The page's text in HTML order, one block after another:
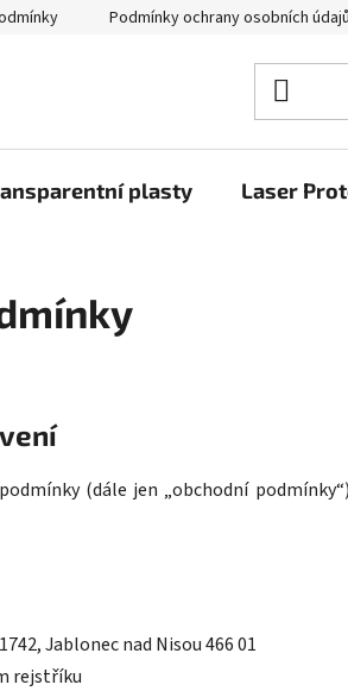
Podmínky ochrany osobních údajů
plasty Laser
(dále jen „obchodní
Jablonec nad Nisou 466 01
rejstříku